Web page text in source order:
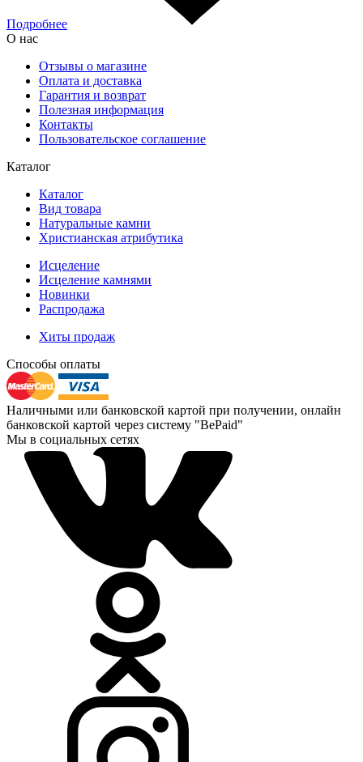
Подробнее
О нас
Отзывы о магазине
Оплата и доставка
Гарантия и возврат
Полезная информация
Контакты
Пользовательское соглашение
Каталог
Каталог
Вид товара
Натуральные камни
Христианская атрибутика
Исцеление
Исцеление камнями
Новинки
Распродажа
Хиты продаж
Способы оплаты
Наличными или банковской картой при получении, онлайн
банковской картой через систему "BePaid"
Мы в социальных сетях